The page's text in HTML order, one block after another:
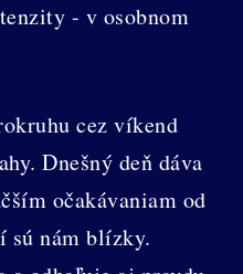
- v osobnom
cez víkend
Dnešný deň dáva
očakávaniam od
sú nám blízky.